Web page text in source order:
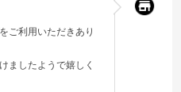
ご利用いただきあり
ましたようで嬉しく